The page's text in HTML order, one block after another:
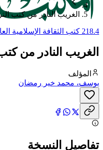
الغريب النادر من كتب
218.4 كتب الثقافة الإسلامية العامة
الغريب النادر من
المؤلف
يوسف، محمد خير رمضان
تفاصيل النسخة